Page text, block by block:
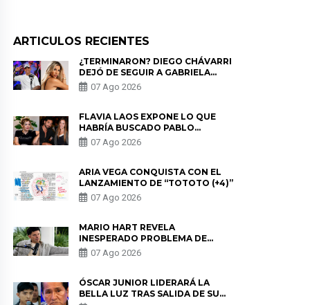
ARTICULOS RECIENTES
¿TERMINARON? DIEGO CHÁVARRI
DEJÓ DE SEGUIR A GABRIELA
HERRERA Y ANUNCIA SU SALIDA
DE PÓDCAST
07 Ago 2026
FLAVIA LAOS EXPONE LO QUE
HABRÍA BUSCADO PABLO
HEREDIA CON ALE FULLER: “UNA
DE LAS PARTES QUERÍA EL
07 Ago 2026
ARIA VEGA CONQUISTA CON EL
LANZAMIENTO DE “TOTOTO (+4)”
07 Ago 2026
MARIO HART REVELA
INESPERADO PROBLEMA DE
SALUD ANTES DE SEPARARSE DE
KORINA: “ME ENCONTRARON UN
07 Ago 2026
ÓSCAR JUNIOR LIDERARÁ LA
BELLA LUZ TRAS SALIDA DE SU